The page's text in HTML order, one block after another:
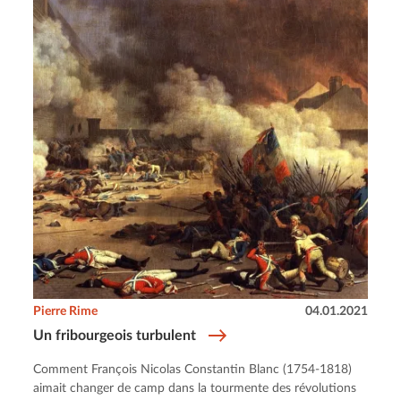
Un fribourgeois turbulent
Pierre Rime 04.01.2021
Comment François Nicolas Constantin Blanc (1754-1818)
aimait changer de camp dans la tourmente des révolutions